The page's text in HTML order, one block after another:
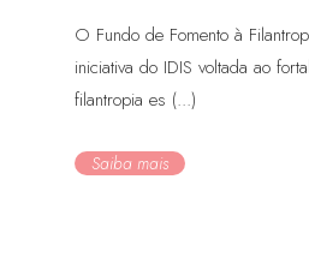
O Fundo de Fomento à
iniciativa do IDIS voltada ao
filantropia es (...)
Saiba mais